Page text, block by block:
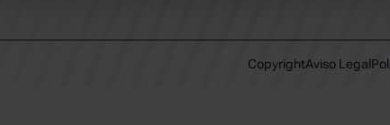
CopyrightAviso Legal